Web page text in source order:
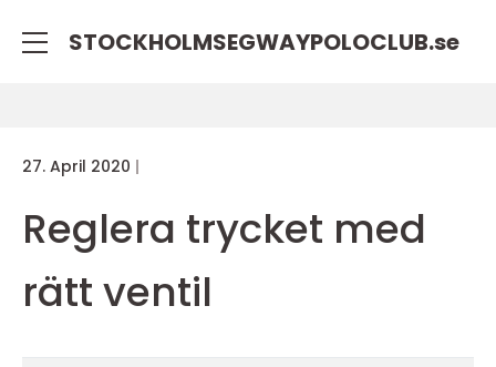
STOCKHOLMSEGWAYPOLOCLUB.se
27. April 2020
Reglera trycket med
rätt ventil